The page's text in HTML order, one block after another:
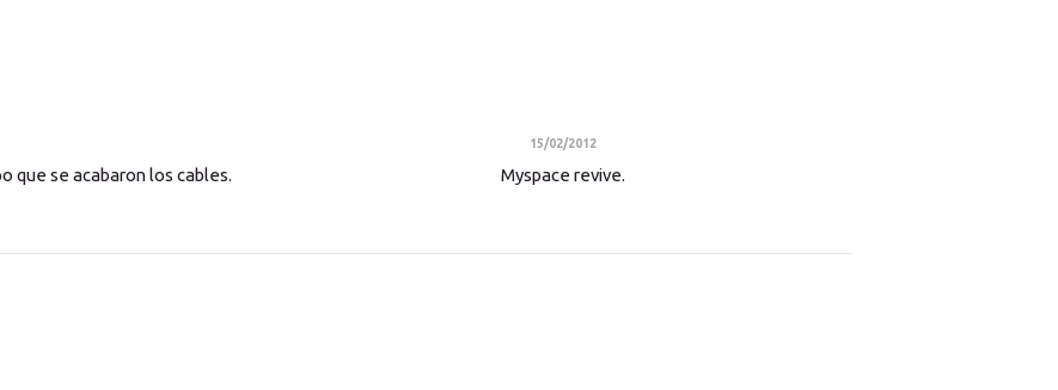
que se acabaron los cables.
15/02/2012
Myspace revive.